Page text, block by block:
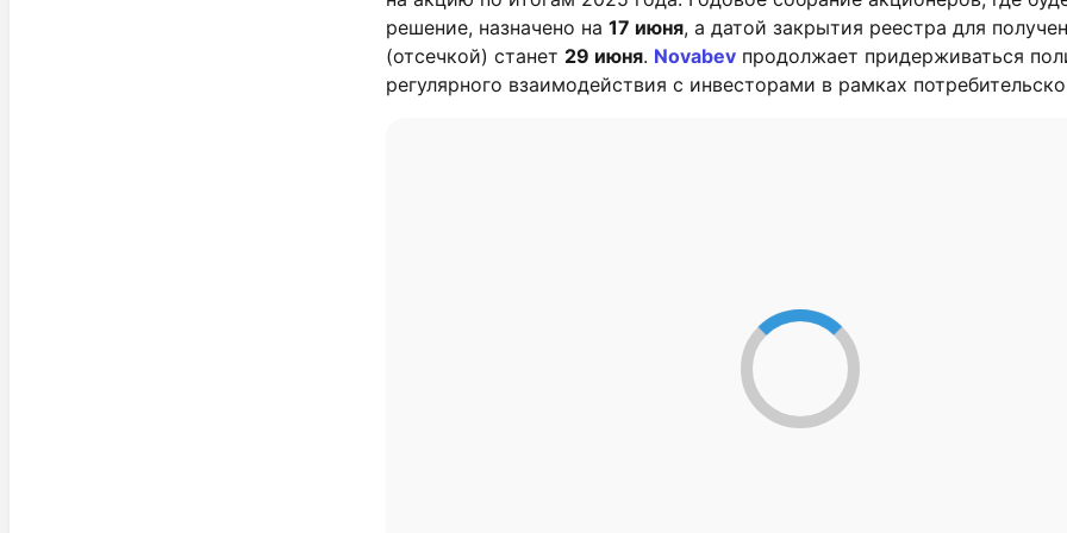
решение, назначено на 17 июня, а датой закрытия реестра для
(отсечкой) станет 29 июня. Novabev продолжает придерживаться
регулярного взаимодействия с инвесторами в рамках